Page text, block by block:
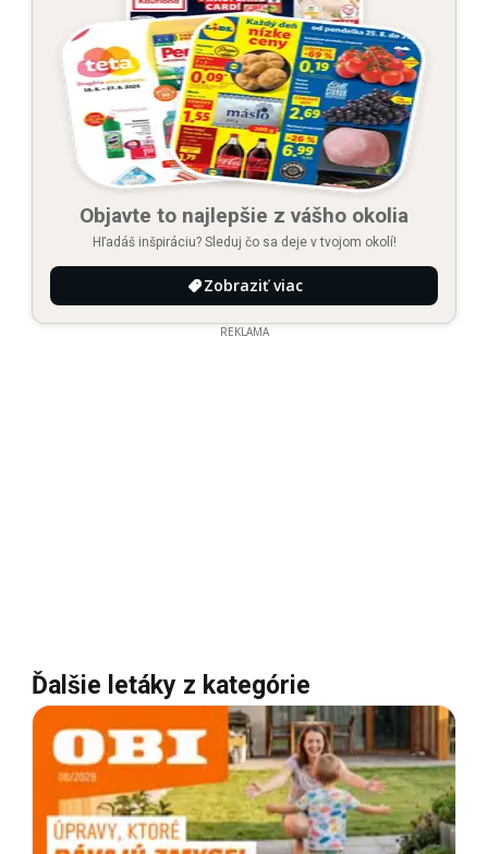
Objavte to najlepšie z vášho okolia
Hľadáš inšpiráciu? Sleduj čo sa deje v tvojom okolí!
Zobraziť viac
REKLAMA
Ďalšie letáky z kategórie